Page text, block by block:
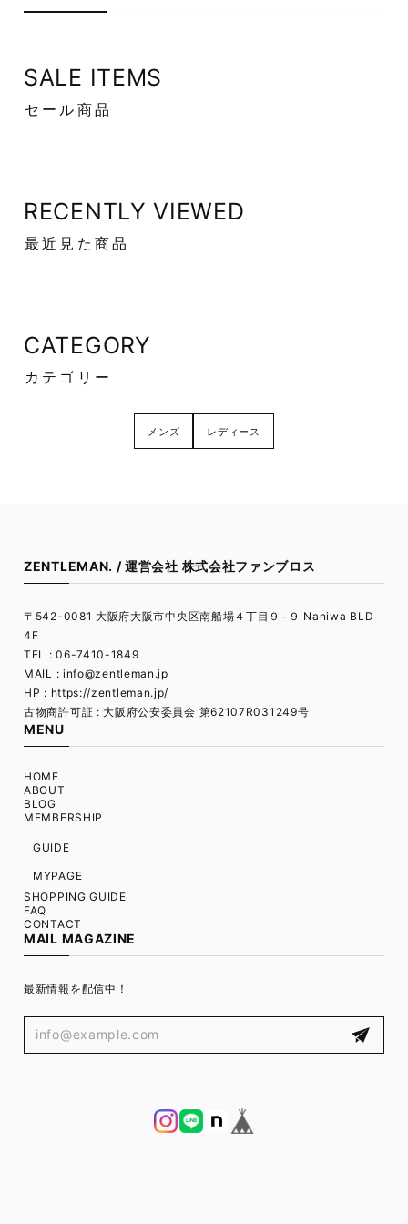
SALE ITEMS
セール商品
RECENTLY VIEWED
最近見た商品
CATEGORY
カテゴリー
メンズ レディース
ZENTLEMAN. / 運営会社 株式会社ファンブロス
〒542-0081 大阪府大阪市中央区南船場４丁目９−９ Naniwa BLD
4F
TEL : 06-7410-1849
MAIL : info@zentleman.jp
HP : https://zentleman.jp/
古物商許可証 : 大阪府公安委員会 第62107R031249号
MENU
HOME
ABOUT
BLOG
MEMBERSHIP
GUIDE
MYPAGE
SHOPPING GUIDE
FAQ
CONTACT
MAIL MAGAZINE
最新情報を配信中！